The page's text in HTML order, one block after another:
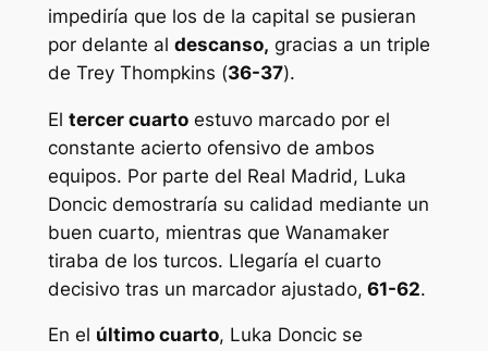
impediría que los de la capital se pusieran
por delante al descanso, gracias a un triple
de Trey Thompkins (36-37).
El tercer cuartoestuvo marcado por el
constante acierto ofensivo de ambos
equipos. Por parte del Real Madrid, Luka
Doncic demostraría su calidad mediante un
buen cuarto, mientras que Wanamaker
tiraba de los turcos. Llegaría el cuarto
decisivo tras un marcador ajustado, 61-62.
En el último cuarto, Luka Doncic se